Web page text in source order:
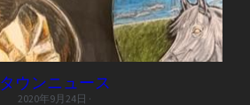
タウンニュース
2020年9月24日 ·